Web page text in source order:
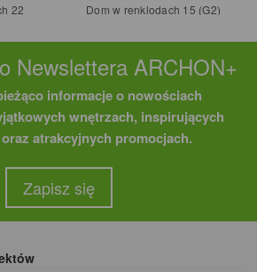
22 Dom w renklodach 15 (G2)
Newslettera ARCHON+
informacje o nowościach
wnętrzach, inspirujących
atrakcyjnych promocjach.
Zapisz się